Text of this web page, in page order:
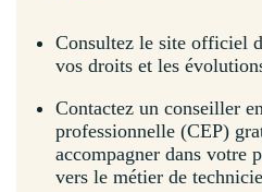
Consultez le site officiel
vos droits et les
Contactez un conseiller
professionnelle (CEP)
accompagner dans votre
vers le métier de